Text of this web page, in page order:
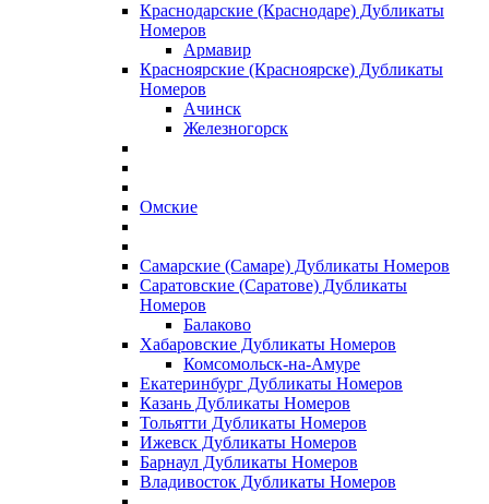
Краснодарские (Краснодаре) Дубликаты
Номеров
Армавир
Красноярские (Красноярске) Дубликаты
Номеров
Ачинск
Железногорск
Омские
Самарские (Самаре) Дубликаты Номеров
Саратовские (Саратове) Дубликаты
Номеров
Балаково
Хабаровские Дубликаты Номеров
Комсомольск-на-Амуре
Екатеринбург Дубликаты Номеров
Казань Дубликаты Номеров
Тольятти Дубликаты Номеров
Ижевск Дубликаты Номеров
Барнаул Дубликаты Номеров
Владивосток Дубликаты Номеров